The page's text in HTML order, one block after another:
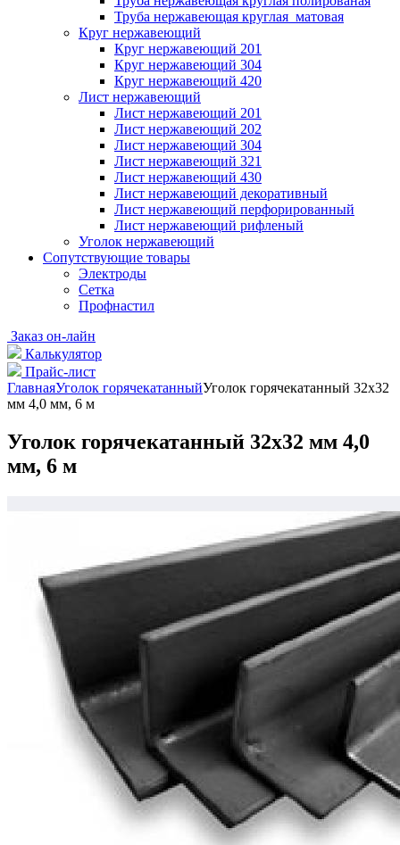
Труба нержавеющая круглая матовая
Круг нержавеющий
Круг нержавеющий 201
Круг нержавеющий 304
Круг нержавеющий 420
Лист нержавеющий
Лист нержавеющий 201
Лист нержавеющий 202
Лист нержавеющий 304
Лист нержавеющий 321
Лист нержавеющий 430
Лист нержавеющий декоративный
Лист нержавеющий перфорированный
Лист нержавеющий рифленый
Уголок нержавеющий
Cопутствующие товары
Электроды
Сетка
Профнастил
Заказ он-лайн
Калькулятор
Прайс-лист
ГлавнаяУголок горячекатанныйУголок горячекатанный 32х32
мм 4,0 мм, 6 м
Уголок горячекатанный 32х32 мм 4,0
мм, 6 м